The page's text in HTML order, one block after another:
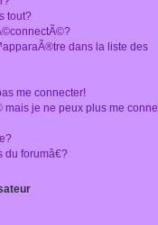
tout?
dans la liste des
me connecter!
je ne peux plus me
forumâ€?